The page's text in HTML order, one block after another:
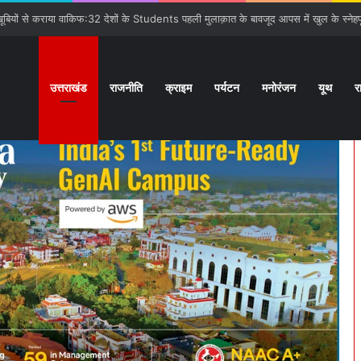
सौगात:बनबसा रेलवे स्टेशन पर रुकेगी अछनेरा-टनकपुर Express
उत्तराखंड राजनीति क्राइम पर्यटन मनोरंजन यूथ